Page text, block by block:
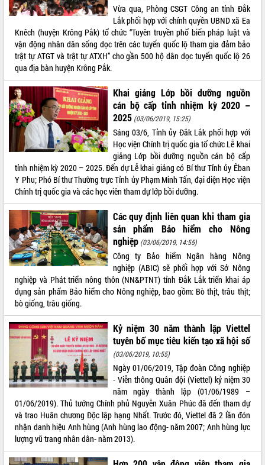
Ngành cá ngừ Đắk Lắk chủ động thích
ứng để giữ vững thị trường xuất khẩu
Diễn đàn Kinh tế tư nhân Việt Nam đột
phá cơ chế - Hợp tác công tư
Đề án 06 tạo bước ngoặt đột phá trong
cải cách hành chính tỉnh Đắk Lắk
Kết nối tour, đẩy mạnh chuyển đổi số
để phát triển du lịch Đắk Lắk
Khởi động Dự án Đầu tư xây dựng hạ
tầng kỹ thuật Cụm công nghiệp Tân
Tiến
Gặp mặt các cơ quan báo chí nhân Kỷ
niệm 101 năm Ngày Báo chí Cách
mạng Việt Nam
Đắk Lắk sơ kết 4 năm triển khai thực
hiện Đề án 06 của Chính phủ
Họp báo thông tin về Hội nghị Công bố
Quy hoạch và Xúc tiến đầu tư tỉnh Đắk
Lắk
Khơi thông điểm nghẽn, đẩy nhanh
giải ngân vốn khắc phục thiên tai
HĐND tỉnh thông qua điều chỉnh Quy
hoạch tỉnh thời kỳ 2021-2030
Hội thảo góp ý hồ sơ điều chỉnh quy
hoạch tỉnh Đắk Lắk thời kỳ 2021-2030,
tầm nhìn đến năm 2050
Nâng cao hiệu quả hoạt động của các
doanh nghiệp nhà nước
Hội nghị triển khai kết nối mạng
truyền số liệu chuyên dùng phục vụ cơ
Lễ phát động chuỗi hoạt động chung
tay làm sạch môi trường
Xã Ea Kar bước chuyển mình trong
công tác cải cách hành chính mô hình
mới
Vừa qua, Phòng CSGT Công an tỉnh Đắk
Lắk phối hợp với chính quyền UBND xã Ea
Knêch (huyện Krông Pắk) tổ chức “Tuyên truyền phổ biến pháp luật và
vận động nhân dân sống dọc trên các tuyến quốc lộ tham gia đảm bảo
trật tự ATGT và trật tự ATXH” cho gần 500 hộ dân dọc tuyến quốc lộ 26
qua địa bàn huyện Krông Pắk.
Khai giảng Lớp bồi dưỡng nguồn
cán bộ cấp tỉnh nhiệm kỳ 2020 –
2025 (03/06/2019, 15:25)
Sáng 03/6, Tỉnh ủy Đắk Lắk phối hợp với
Học viện Chính trị quốc gia tổ chức Lễ khai
giảng Lớp bồi dưỡng nguồn cán bộ cấp
tỉnh nhiệm kỳ 2020 – 2025. Đến dự Lễ khai giảng có Bí thư Tỉnh ủy Êban
Y Phu; Phó Bí thư Thường trực Tỉnh ủy Phạm Minh Tấn, đại diện Học viện
Chính trị quốc gia và các học viên tham dự lớp bồi dưỡng.
Các quy định liên quan khi tham gia
sản phẩm Bảo hiểm cho Nông
nghiệp (03/06/2019, 14:55)
Công ty Bảo hiểm Ngân hàng Nông
nghiệp (ABIC) sẽ phối hợp với Sở Nông
nghiệp và Phát triển nông thôn (NN&PTNT) tỉnh Đắk Lắk triển khai áp
dụng sản phẩm Bảo hiểm cho Nông nghiệp, bao gồm: Bò thịt, trâu thịt;
bò giống, trâu giống.
Kỷ niệm 30 năm thành lập Viettel
tuyên bố mục tiêu kiến tạo xã hội số
(03/06/2019, 10:55)
Ngày 01/06/2019, Tập đoàn Công nghiệp
- Viễn thông Quân đội (Viettel) kỷ niệm 30
năm ngày thành lập (01/06/1989 –
01/06/2019). Thủ tướng Chính phủ Nguyễn Xuân Phúc đã đến tham dự
và trao Huân chương Độc lập hạng Nhất. Trước đó, Viettel đã 2 lần đón
nhận danh hiệu Anh hùng (Anh hùng lao động- năm 2007; Anh hùng lực
lượng vũ trang nhân dân- năm 2013).